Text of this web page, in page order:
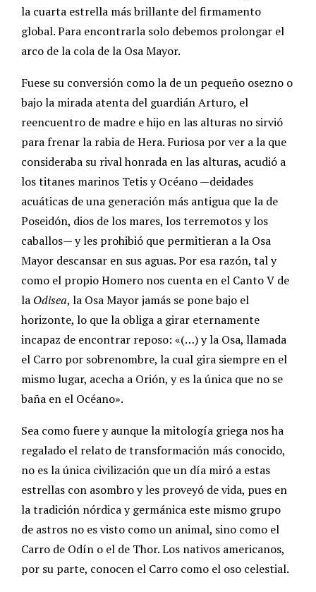
la cuarta estrella más brillante del firmamento
global. Para encontrarla solo debemos prolongar el
arco de la cola de la Osa Mayor.
Fuese su conversión como la de un pequeño osezno o
bajo la mirada atenta del guardián Arturo, el
reencuentro de madre e hijo en las alturas no sirvió
para frenar la rabia de Hera. Furiosa por ver a la que
consideraba su rival honrada en las alturas, acudió a
los titanes marinos Tetis y Océano —deidades
acuáticas de una generación más antigua que la de
Poseidón, dios de los mares, los terremotos y los
caballos— y les prohibió que permitieran a la Osa
Mayor descansar en sus aguas. Por esa razón, tal y
como el propio Homero nos cuenta en el Canto V de
la Odisea, la Osa Mayor jamás se pone bajo el
horizonte, lo que la obliga a girar eternamente
incapaz de encontrar reposo: «(…) y la Osa, llamada
el Carro por sobrenombre, la cual gira siempre en el
mismo lugar, acecha a Orión, y es la única que no se
baña en el Océano».
Sea como fuere y aunque la mitología griega nos ha
regalado el relato de transformación más conocido,
no es la única civilización que un día miró a estas
estrellas con asombro y les proveyó de vida, pues en
la tradición nórdica y germánica este mismo grupo
de astros no es visto como un animal, sino como el
Carro de Odín o el de Thor. Los nativos americanos,
por su parte, conocen el Carro como el oso celestial.